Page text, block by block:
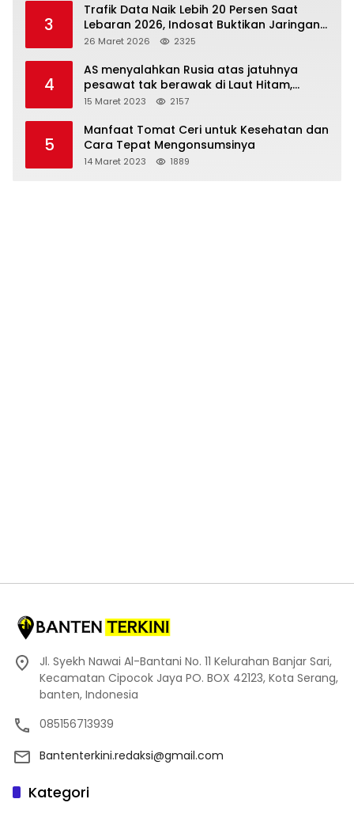
3
Trafik Data Naik Lebih 20 Persen Saat
Lebaran 2026, Indosat Buktikan Jaringan
Tangguh Layani Jutaan Pemudik
26 Maret 2026 2325
4
AS menyalahkan Rusia atas jatuhnya
pesawat tak berawak di Laut Hitam,
Moskow menyangkal
15 Maret 2023 2157
5
Manfaat Tomat Ceri untuk Kesehatan dan
Cara Tepat Mengonsumsinya
14 Maret 2023 1889
Jl. Syekh Nawai Al-Bantani No. 11 Kelurahan Banjar Sari,
Kecamatan Cipocok Jaya PO. BOX 42123, Kota Serang,
banten, Indonesia
085156713939
Bantenterkini.redaksi@gmail.com
Kategori